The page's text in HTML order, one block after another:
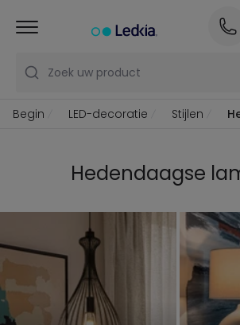
Zoek uw product
Begin LED-decoratie Stijlen
Hedendaagse